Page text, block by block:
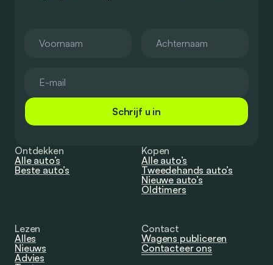
Schrijf u in
Ontdekken
Alle auto’s
Beste auto’s
Kopen
Alle auto’s
Tweedehands auto’s
Nieuwe auto’s
Oldtimers
Lezen
Alles
Nieuws
Advies
Contact
Wagens publiceren
Contacteer ons